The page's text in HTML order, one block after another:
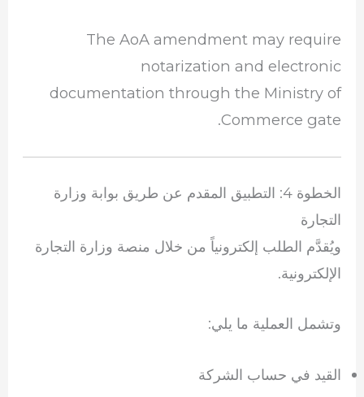
The AoA amendment may require
notarization and electronic
documentation through the Ministry of
Commerce gate.
الخطوة 4: التطبيق المقدم عن طريق بوابة وزارة
التجارة
ويُقدَّم الطلب إلكترونياً من خلال منصة وزارة التجارة
الإلكترونية.
وتشمل العملية ما يلي:
القيد في حساب الشركة